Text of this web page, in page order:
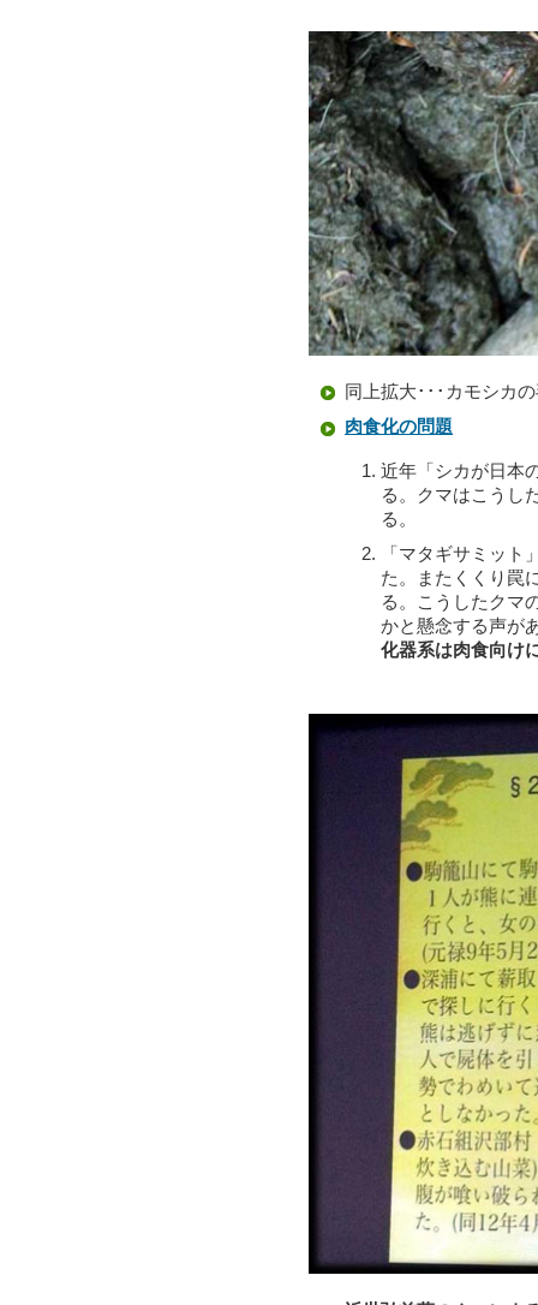
同上拡大･･･カモシカ
肉食化の問題
近年「シカが日本
る。クマはこうし
る。
「マタギサミット
た。またくくり罠
る。こうしたクマ
かと懸念する声が
化器系は肉食向け